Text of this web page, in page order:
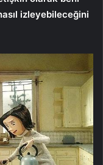
izleyebileceğini